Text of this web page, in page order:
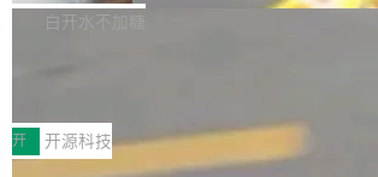
JPEG/WebP 的选项 ToC Editor：添加一个按
维度逐一批判了 SwiftUI。最让人印象深刻的一
一，界面错位。他说这个问题"两年前就发现了，
至今没变"。 数据流方面，Manshin 指出 SwiftU
用于开发人员和数据库管理员。DBeaver 26.1.4
AI 聊天功能（添加了一些快捷键）</span></li>
<li><span style="color:#000000">新增了始终
白开水不加糖
2026卫星活动——第二届多语种对话语音语言模
型挑战赛 （Multilingual Conversational Speec
开 开源科技